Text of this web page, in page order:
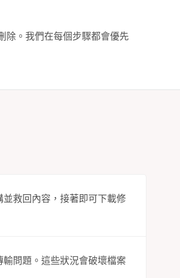
除。我們在每個步驟都會優先
救回內容，接著即可下載修
問題。這些狀況會破壞檔案